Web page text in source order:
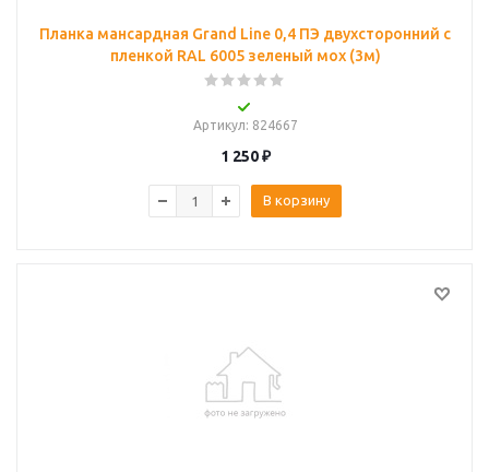
Планка мансардная Grand Line 0,4 ПЭ двухсторонний с
пленкой RAL 6005 зеленый мох (3м)
Артикул: 824667
1 250₽
В корзину